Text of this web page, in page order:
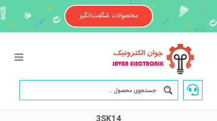
content
محصولات شگفت‌انگیز